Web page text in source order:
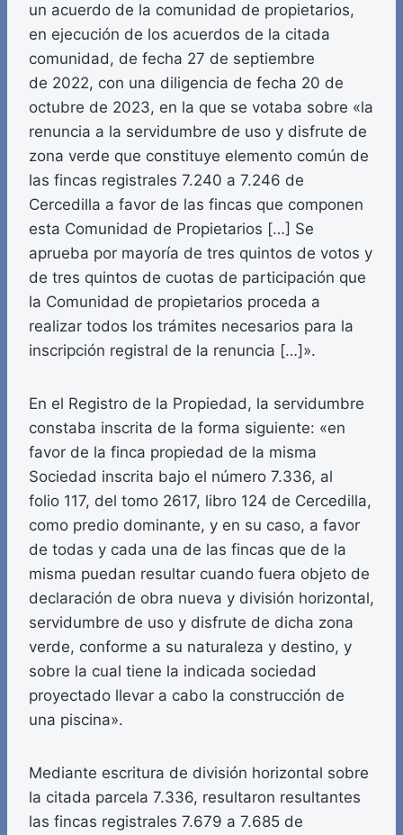
un acuerdo de la comunidad de propietarios,
en ejecución de los acuerdos de la citada
comunidad, de fecha 27 de septiembre
de 2022, con una diligencia de fecha 20 de
octubre de 2023, en la que se votaba sobre «la
renuncia a la servidumbre de uso y disfrute de
zona verde que constituye elemento común de
las fincas registrales 7.240 a 7.246 de
Cercedilla a favor de las fincas que componen
esta Comunidad de Propietarios […] Se
aprueba por mayoría de tres quintos de votos y
de tres quintos de cuotas de participación que
la Comunidad de propietarios proceda a
realizar todos los trámites necesarios para la
inscripción registral de la renuncia […]».
En el Registro de la Propiedad, la servidumbre
constaba inscrita de la forma siguiente: «en
favor de la finca propiedad de la misma
Sociedad inscrita bajo el número 7.336, al
folio 117, del tomo 2617, libro 124 de Cercedilla,
como predio dominante, y en su caso, a favor
de todas y cada una de las fincas que de la
misma puedan resultar cuando fuera objeto de
declaración de obra nueva y división horizontal,
servidumbre de uso y disfrute de dicha zona
verde, conforme a su naturaleza y destino, y
sobre la cual tiene la indicada sociedad
proyectado llevar a cabo la construcción de
una piscina».
Mediante escritura de división horizontal sobre
la citada parcela 7.336, resultaron resultantes
las fincas registrales 7.679 a 7.685 de